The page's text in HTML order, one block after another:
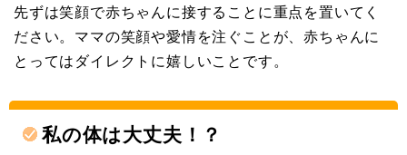
先ずは笑顔で赤ちゃんに接することに重点を置いてく
ださい。ママの笑顔や愛情を注ぐことが、赤ちゃんに
とってはダイレクトに嬉しいことです。
私の体は大丈夫！？